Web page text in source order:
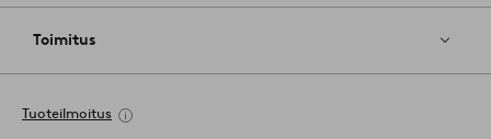
Toimitus
Tuoteilmoitus